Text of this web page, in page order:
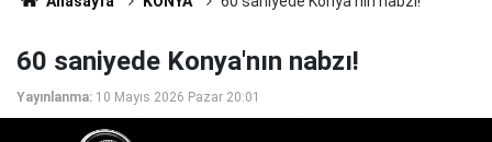
60 saniyede Konya'nın nabzı!
Yayınlanma: 10 Mayıs 2026 Pazar 20:01